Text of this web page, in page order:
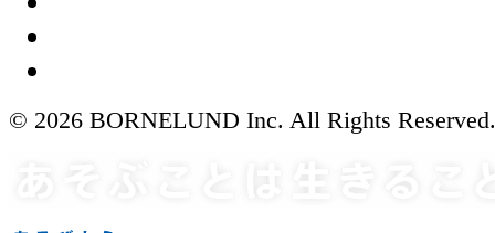
© 2026 BORNELUND Inc. All Rights Reserved.